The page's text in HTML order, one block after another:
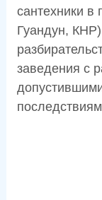
сантехники в
Гуандун,
заведения с